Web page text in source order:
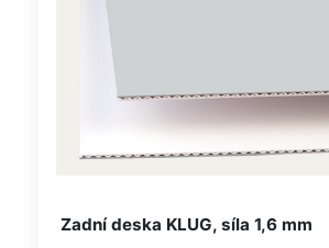
Zadní deska KLUG, síla 1,6 mm